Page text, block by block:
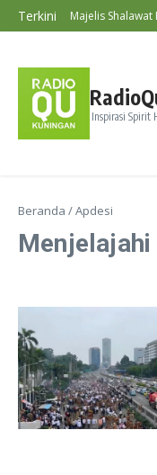
Lewati ke konten
Terkini Majelis Shalawat
Inspirasi Spirit
Beranda /Apdesi
Menjelajahi